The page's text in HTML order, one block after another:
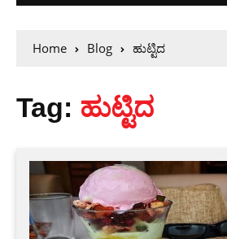
Home Blog ಹುಟ್ಟಿದ
Tag: ಹುಟ್ಟಿದ